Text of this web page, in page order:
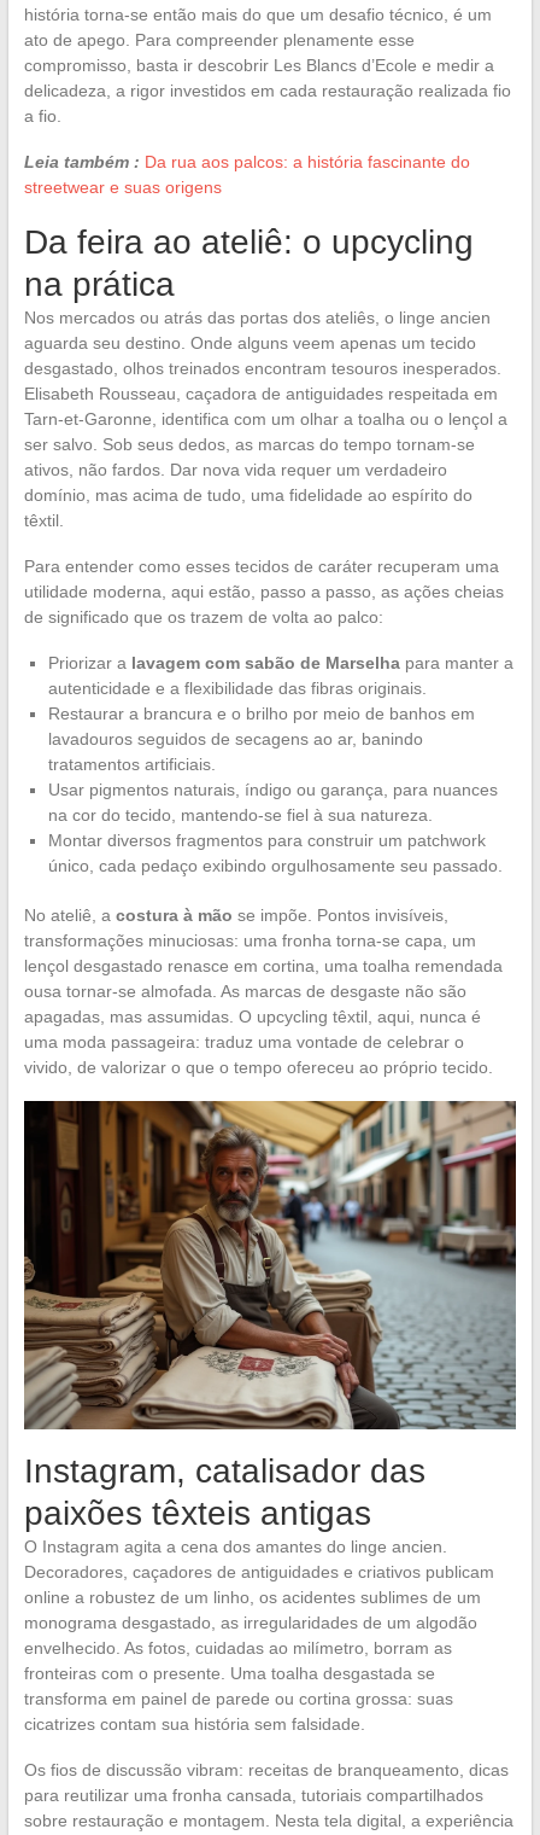
história torna-se então mais do que um desafio técnico, é um
ato de apego. Para compreender plenamente esse
compromisso, basta ir descobrir Les Blancs d’Ecole e medir a
delicadeza, a rigor investidos em cada restauração realizada fio
a fio.
Leia também : Da rua aos palcos: a história fascinante do
streetwear e suas origens
Da feira ao ateliê: o upcycling
na prática
Nos mercados ou atrás das portas dos ateliês, o linge ancien
aguarda seu destino. Onde alguns veem apenas um tecido
desgastado, olhos treinados encontram tesouros inesperados.
Elisabeth Rousseau, caçadora de antiguidades respeitada em
Tarn-et-Garonne, identifica com um olhar a toalha ou o lençol a
ser salvo. Sob seus dedos, as marcas do tempo tornam-se
ativos, não fardos. Dar nova vida requer um verdadeiro
domínio, mas acima de tudo, uma fidelidade ao espírito do
têxtil.
Para entender como esses tecidos de caráter recuperam uma
utilidade moderna, aqui estão, passo a passo, as ações cheias
de significado que os trazem de volta ao palco:
Priorizar a lavagem com sabão de Marselhapara manter a
autenticidade e a flexibilidade das fibras originais.
Restaurar a brancura e o brilho por meio de banhos em
lavadouros seguidos de secagens ao ar, banindo
tratamentos artificiais.
Usar pigmentos naturais, índigo ou garança, para nuances
na cor do tecido, mantendo-se fiel à sua natureza.
Montar diversos fragmentos para construir um patchwork
único, cada pedaço exibindo orgulhosamente seu passado.
No ateliê, a costura à mão se impõe. Pontos invisíveis,
transformações minuciosas: uma fronha torna-se capa, um
lençol desgastado renasce em cortina, uma toalha remendada
ousa tornar-se almofada. As marcas de desgaste não são
apagadas, mas assumidas. O upcycling têxtil, aqui, nunca é
uma moda passageira: traduz uma vontade de celebrar o
vivido, de valorizar o que o tempo ofereceu ao próprio tecido.
Instagram, catalisador das
paixões têxteis antigas
O Instagram agita a cena dos amantes do linge ancien.
Decoradores, caçadores de antiguidades e criativos publicam
online a robustez de um linho, os acidentes sublimes de um
monograma desgastado, as irregularidades de um algodão
envelhecido. As fotos, cuidadas ao milímetro, borram as
fronteiras com o presente. Uma toalha desgastada se
transforma em painel de parede ou cortina grossa: suas
cicatrizes contam sua história sem falsidade.
Os fios de discussão vibram: receitas de branqueamento, dicas
para reutilizar uma fronha cansada, tutoriais compartilhados
sobre restauração e montagem. Nesta tela digital, a experiência